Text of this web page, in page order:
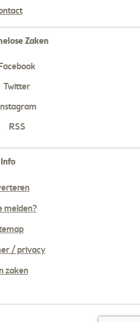
Zaken
Twitter
RSS
Info
melden?
/ privacy
zaken